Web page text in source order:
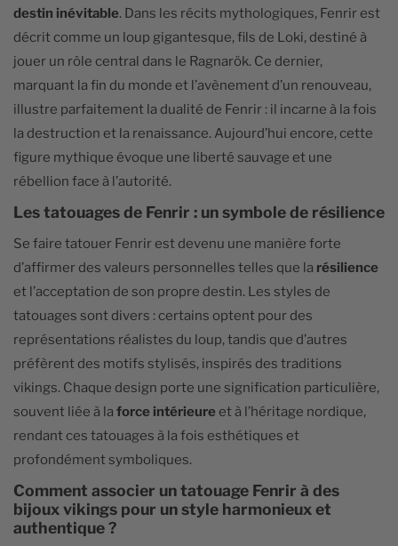
destin inévitable. Dans les récits mythologiques, Fenrir est
décrit comme un loup gigantesque, fils de Loki, destiné à
jouer un rôle central dans le Ragnarök. Ce dernier,
marquant la fin du monde et l’avènement d’un renouveau,
illustre parfaitement la dualité de Fenrir : il incarne à la fois
la destruction et la renaissance. Aujourd’hui encore, cette
figure mythique évoque une liberté sauvage et une
rébellion face à l’autorité.
Les tatouages de Fenrir : un symbole de résilience
Se faire tatouer Fenrir est devenu une manière forte
d’affirmer des valeurs personnelles telles que la résilience
et l’acceptation de son propre destin. Les styles de
tatouages sont divers : certains optent pour des
représentations réalistes du loup, tandis que d’autres
préfèrent des motifs stylisés, inspirés des traditions
vikings. Chaque design porte une signification particulière,
souvent liée à la force intérieure et à l’héritage nordique,
rendant ces tatouages à la fois esthétiques et
profondément symboliques.
Comment associer un tatouage Fenrir à des
bijoux vikings pour un style harmonieux et
authentique ?